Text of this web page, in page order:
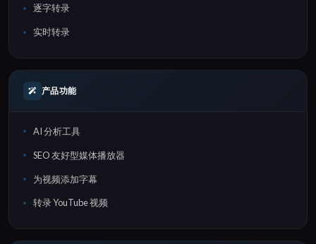
逐字转录
实时转录
产品功能
AI 分析工具
SEO 友好型媒体播放器
为视频添加字幕
转录 YouTube 视频